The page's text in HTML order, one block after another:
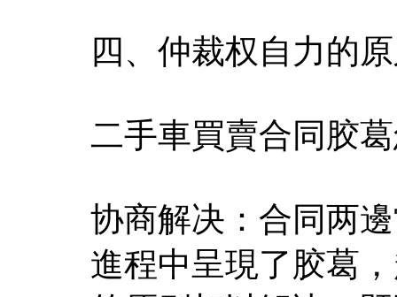
四、仲裁权自力的
二手車買賣合同胶
协商解决：合同两
進程中呈現了胶葛